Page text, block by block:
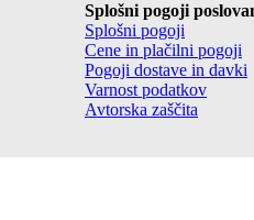
Splošni pogoji
Splošni pogoji
Cene in plačilni pogoji
Pogoji dostave in davki
Varnost podatkov
Avtorska zaščita